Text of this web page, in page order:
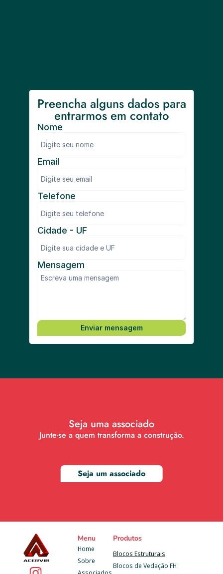
Seja uma associado
Junte-se a quem transforma a construção.
Seja um associado
Menu
Home
Sobre
Produtos
Blocos Estruturais
Blocos de Vedação FH
Preencha alguns dados para
entrarmos em contato
Email
Telefone
Nome
Cidade - UF
Mensagem
Enviar mensagem